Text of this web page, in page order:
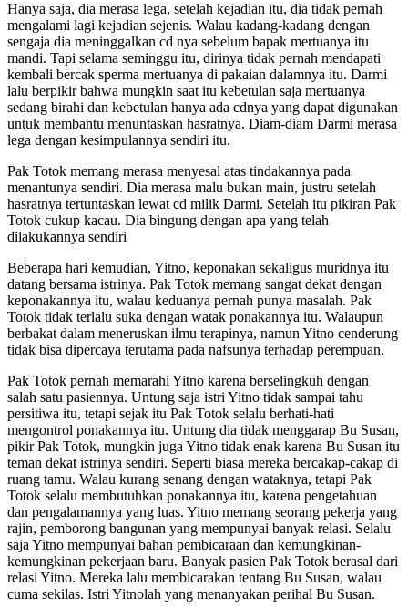
Hanya saja, dia merasa lega, setelah kejadian itu, dia tidak pernah
mengalami lagi kejadian sejenis. Walau kadang-kadang dengan
sengaja dia meninggalkan cd nya sebelum bapak mertuanya itu
mandi. Tapi selama seminggu itu, dirinya tidak pernah mendapati
kembali bercak sperma mertuanya di pakaian dalamnya itu. Darmi
lalu berpikir bahwa mungkin saat itu kebetulan saja mertuanya
sedang birahi dan kebetulan hanya ada cdnya yang dapat digunakan
untuk membantu menuntaskan hasratnya. Diam-diam Darmi merasa
lega dengan kesimpulannya sendiri itu.
Pak Totok memang merasa menyesal atas tindakannya pada
menantunya sendiri. Dia merasa malu bukan main, justru setelah
hasratnya tertuntaskan lewat cd milik Darmi. Setelah itu pikiran Pak
Totok cukup kacau. Dia bingung dengan apa yang telah
dilakukannya sendiri
Beberapa hari kemudian, Yitno, keponakan sekaligus muridnya itu
datang bersama istrinya. Pak Totok memang sangat dekat dengan
keponakannya itu, walau keduanya pernah punya masalah. Pak
Totok tidak terlalu suka dengan watak ponakannya itu. Walaupun
berbakat dalam meneruskan ilmu terapinya, namun Yitno cenderung
tidak bisa dipercaya terutama pada nafsunya terhadap perempuan.
Pak Totok pernah memarahi Yitno karena berselingkuh dengan
salah satu pasiennya. Untung saja istri Yitno tidak sampai tahu
persitiwa itu, tetapi sejak itu Pak Totok selalu berhati-hati
mengontrol ponakannya itu. Untung dia tidak menggarap Bu Susan,
pikir Pak Totok, mungkin juga Yitno tidak enak karena Bu Susan itu
teman dekat istrinya sendiri. Seperti biasa mereka bercakap-cakap di
ruang tamu. Walau kurang senang dengan wataknya, tetapi Pak
Totok selalu membutuhkan ponakannya itu, karena pengetahuan
dan pengalamannya yang luas. Yitno memang seorang pekerja yang
rajin, pemborong bangunan yang mempunyai banyak relasi. Selalu
saja Yitno mempunyai bahan pembicaraan dan kemungkinan-
kemungkinan pekerjaan baru. Banyak pasien Pak Totok berasal dari
relasi Yitno. Mereka lalu membicarakan tentang Bu Susan, walau
cuma sekilas. Istri Yitnolah yang menanyakan perihal Bu Susan.